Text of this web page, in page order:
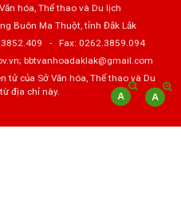
hóa, Thể thao và Du lịch
Buôn Ma Thuột, tỉnh Đắk Lắk
- Fax: 0262.3859.094
bbtvanhoadaklak@gmail.com
tử của Sở Văn hóa, Thể thao và Du
địa chỉ này.